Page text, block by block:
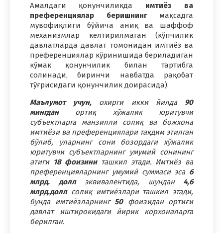
Амалдаги қонунчиликда имтиёз ва
преференциялар беришнингмақсадга
мувофиқлиги бўйича аниқ ва шаффоф
механизмлар келтирилмаган (кўпчилик
давлатларда давлат томонидан имтиёз ва
преференциялар кўринишида бериладиган
кўмак қонунчилик билан тартибга
солинади, биринчи навбатда рақобат
тўғрисидаги қонунчилик доирасида).
Маълумот учун, охирги икки йилда 90
мингданортиқ хўжалик юритувчи
субъектларга манзилли солиқ ва божхона
имтиёзи ва преференциялари тақдим этилган
бўлиб, уларнинг сони бозордаги хўжалик
юритувчи субъектларнинг умумий сонининг
атиги 18 фоизиниташкил этади. Имтиёз ва
преференцияларнинг умумий суммаси эса 6
млрд.
доллэквивалентида, шундан 4,6
млрд.доллсолиқ имтиёзлари ташкил этади,
бунда имтиёзларнинг 50 фоизидан ортиғи
давлат иштирокидаги йирик корхоналарга
берилган.